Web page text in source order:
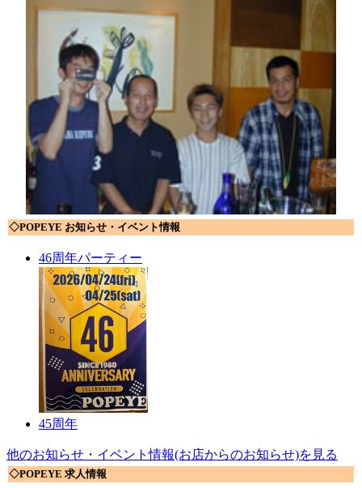
◇POPEYE お知らせ・イベント情報
46周年パーティー
45周年
他のお知らせ・イベント情報(お店からのお知らせ)を見る
◇POPEYE 求人情報